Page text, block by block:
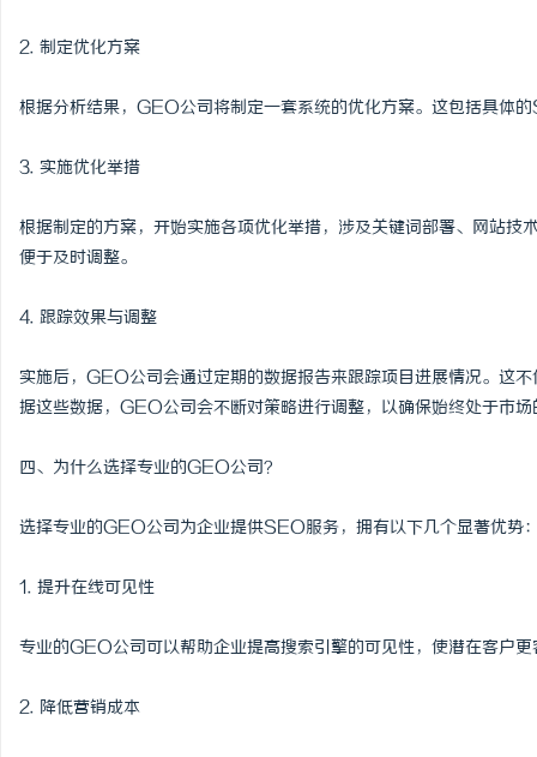
2. 制定优化方案
根据分析结果，GEO公司将制定一套系统的优化方案。这包括具体
3. 实施优化举措
根据制定的方案，开始实施各项优化举措，涉及关键词部署、网站
便于及时调整。
4. 跟踪效果与调整
实施后，GEO公司会通过定期的数据报告来跟踪项目进展情况。这
据这些数据，GEO公司会不断对策略进行调整，以确保始终处于市场
四、为什么选择专业的GEO公司？
选择专业的GEO公司为企业提供SEO服务，拥有以下几个显著优势
1. 提升在线可见性
专业的GEO公司可以帮助企业提高搜索引擎的可见性，使潜在客户
2. 降低营销成本